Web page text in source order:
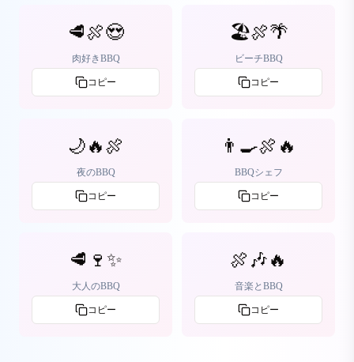
🥩🍖😍
肉好きBBQ
コピー
🏖️🍖🌴
ビーチBBQ
コピー
🌙🔥🍖
夜のBBQ
コピー
👨‍🍳🍖🔥
BBQシェフ
コピー
🥩🍷✨
大人のBBQ
コピー
🍖🎶🔥
音楽とBBQ
コピー